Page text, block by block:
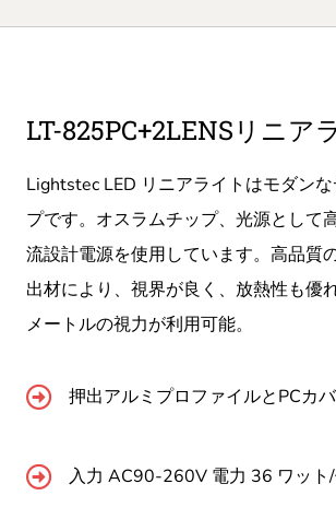
LT-825PC+2LENSリニア
Lightstec LED リニアライトはモダン
プです。オスラムチップ、光源として
流設計電源を使用しています。高品質
出材により、視界が良く、放熱性も優
メートルの視力が利用可能。
押出アルミプロファイルとPCカ
入力 AC90-260V 電力 36 ワット